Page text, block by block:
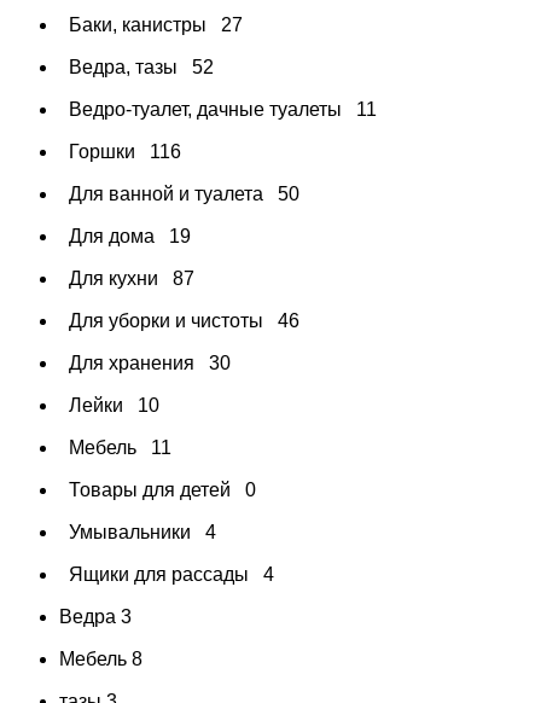
Баки, канистры 27
Ведра, тазы 52
Ведро-туалет, дачные туалеты 11
Горшки 116
Для ванной и туалета 50
Для дома 19
Для кухни 87
Для уборки и чистоты 46
Для хранения 30
Лейки 10
Мебель 11
Товары для детей 0
Умывальники 4
Ящики для рассады 4
Ведра 3
Мебель 8